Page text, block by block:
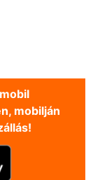
mobilján